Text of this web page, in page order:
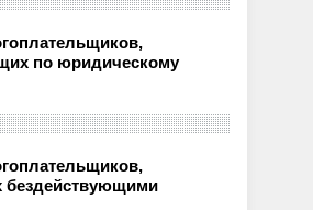
по юридическому
бездействующими